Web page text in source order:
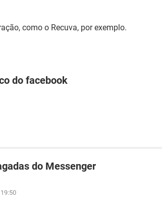
como o Recuva, por exemplo.
do facebook
do Messenger